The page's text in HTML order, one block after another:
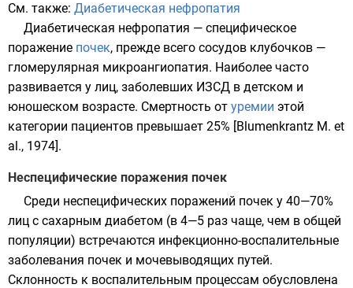
См. также: Диабетическая нефропатия
Диабетическая нефропатия — специфическое
поражение почек, прежде всего сосудов клубочков —
гломерулярная микроангиопатия. Наиболее часто
развивается у лиц, заболевших ИЗСД в детском и
юношеском возрасте. Смертность от уремии этой
категории пациентов превышает 25% [Blumenkrantz M. et
al., 1974].
Неспецифические поражения почек
Среди неспецифических поражений почек у 40—70%
лиц с сахарным диабетом (в 4—5 раз чаще, чем в общей
популяции) встречаются инфекционно-воспалительные
заболевания почек и мочевыводящих путей.
Склонность к воспалительным процессам обусловлена